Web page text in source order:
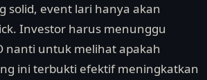
solid, event lari hanya akan
Investor harus menunggu
nanti untuk melihat apakah
ini terbukti efektif meningkatkan